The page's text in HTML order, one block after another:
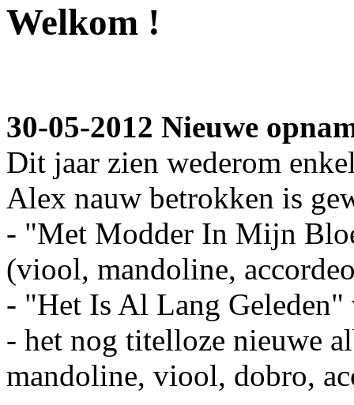
Welkom !
30-05-2012 Nieuwe
Dit jaar zien wederom
Alex nauw betrokken is
- "Met Modder In Mijn
(viool, mandoline,
- "Het Is Al Lang
- het nog titelloze nieuwe
mandoline, viool, dobro,